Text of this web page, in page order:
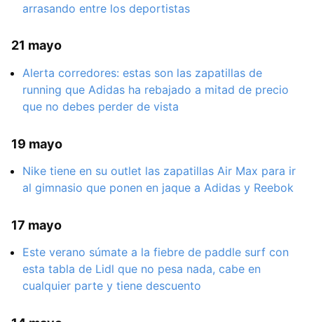
arrasando entre los deportistas
21 mayo
Alerta corredores: estas son las zapatillas de
running que Adidas ha rebajado a mitad de precio
que no debes perder de vista
19 mayo
Nike tiene en su outlet las zapatillas Air Max para ir
al gimnasio que ponen en jaque a Adidas y Reebok
17 mayo
Este verano súmate a la fiebre de paddle surf con
esta tabla de Lidl que no pesa nada, cabe en
cualquier parte y tiene descuento